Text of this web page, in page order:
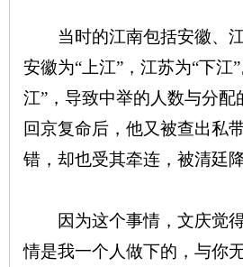
当时的江南包括安徽、江
安徽为“上江”，江苏为“下江
江”，导致中举的人数与分
回京复命后，他又被查出私
错，却也受其牵连，被清廷
因为这个事情，文庆觉得
情是我一个人做下的，与你